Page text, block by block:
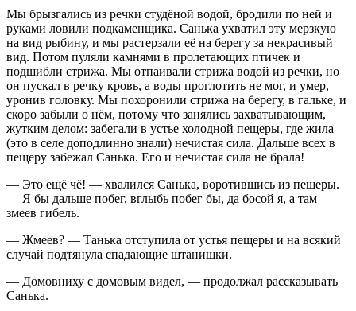
Мы брызгались из речки студёной водой, бродили по ней и
руками ловили подкаменщика. Санька ухватил эту мерзкую
на вид рыбину, и мы растерзали её на берегу за некрасивый
вид. Потом пуляли камнями в пролетающих птичек и
подшибли стрижа. Мы отпаивали стрижа водой из речки, но
он пускал в речку кровь, а воды проглотить не мог, и умер,
уронив головку. Мы похоронили стрижа на берегу, в гальке, и
скоро забыли о нём, потому что занялись захватывающим,
жутким делом: забегали в устье холодной пещеры, где жила
(это в селе доподлинно знали) нечистая сила. Дальше всех в
пещеру забежал Санька. Его и нечистая сила не брала!
— Это ещё чё! — хвалился Санька, воротившись из пещеры.
— Я бы дальше побег, вглыбь побег бы, да босой я, а там
змеев гибель.
— Жмеев? — Танька отступила от устья пещеры и на всякий
случай подтянула спадающие штанишки.
— Домовниху с домовым видел, — продолжал рассказывать
Санька.